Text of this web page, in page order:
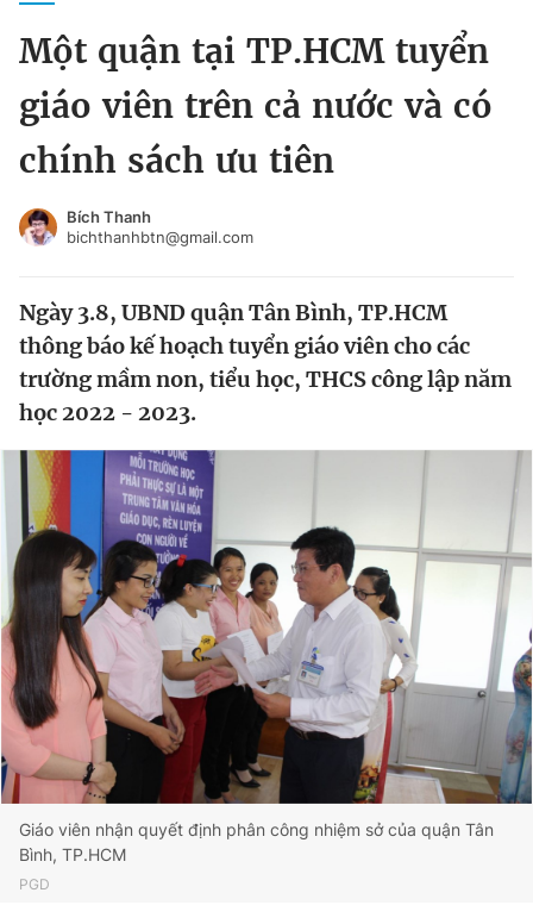
Chuyên mục
Chuyên mục khác
Video Magazine
Sản phẩm khác
Tiện ích
Thông tin tòa soạn Liên hệ quảng cáo
Đọc Thanh Niên trên điện thoại
Theo dõi báo trên
Đổi mật khẩu
Tin đã lưu
Tin đã xem
Đăng xuất
Một quận tại TP.HCM tuyển
giáo viên trên cả nước và có
chính sách ưu tiên
Bích Thanh
bichthanhbtn@gmail.com
Ngày 3.8, UBND quận Tân Bình, TP.HCM
thông báo kế hoạch tuyển giáo viên cho các
trường mầm non, tiểu học, THCS công lập năm
học 2022 - 2023.
Giáo viên nhận quyết định phân công nhiệm sở của quận Tân
Bình, TP.HCM
PGD